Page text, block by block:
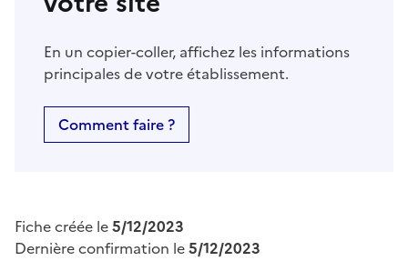
En un copier-coller, affichez les informations
principales de votre établissement.
Comment faire ?
Fiche créée le5/12/2023
Dernière confirmation le5/12/2023